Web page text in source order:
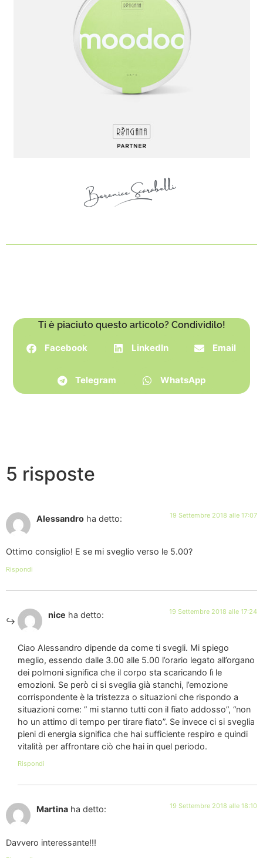
Ti è piaciuto questo articolo? Condividilo!
Facebook LinkedIn Email
Telegram WhatsApp
5 risposte
Alessandro ha detto: 19 Settembre 2018 alle 17:07
Ottimo consiglio! E se mi sveglio verso le 5.00?
Rispondi
nice ha detto: 19 Settembre 2018 alle 17:24
Ciao Alessandro dipende da come ti svegli. Mi spiego
meglio, essendo dalle 3.00 alle 5.00 l’orario legato all’organo
dei polmoni significa che il corpo sta scaricando lì le
emozioni. Se però ci si sveglia già stanchi, l’emozione
corrispondente è la tristezza o situazioni che rispondo a
situazioni come: ” mi stanno tutti con il fiato addosso”, “non
ho un attimo di tempo per tirare fiato”. Se invece ci si sveglia
pieni di energia significa che hai sufficiente respiro e quindi
vitalità per affrontare ciò che hai in quel periodo.
Rispondi
Martina ha detto: 19 Settembre 2018 alle 18:10
Davvero interessante!!!